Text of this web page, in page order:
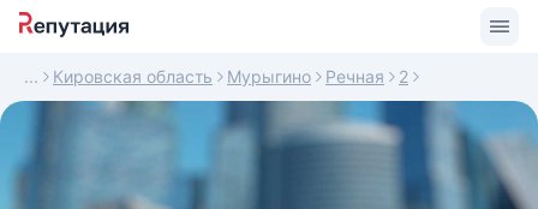
Кировская область Мурыгино Речная 2